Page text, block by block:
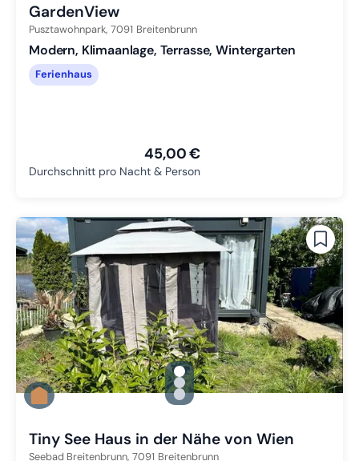
GardenView
Pusztawohnpark, 7091 Breitenbrunn
Modern, Klimaanlage, Terrasse, Wintergarten
Ferienhaus
45,00 €
Durchschnitt pro Nacht & Person
gallery.slide_selector
Zu Slide 1 wechseln
Zu Slide 2 wechseln
Zu Slide 3 wechseln
Tiny See Haus in der Nähe von Wien
Seebad Breitenbrunn, 7091 Breitenbrunn